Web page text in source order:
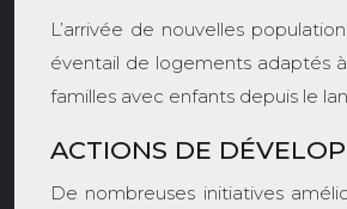
L’arrivée de nouvelles
éventail de logements adaptés
familles avec enfants depuis le
ACTIONS DE
De nombreuses initiatives